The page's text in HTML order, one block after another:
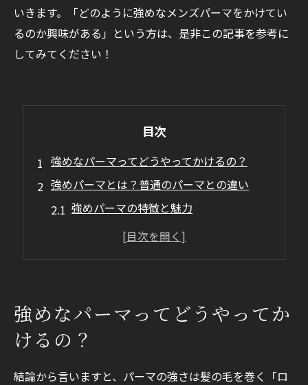
いきます。「どのように強めなメンズパーマをかけてい
るのか興味がある」という方は、是非この記事を参考に
してみてください！
目次
強めなパーマってどうやってかけるの？
強めパーマとは？普通のパーマとの違い
強めパーマの特徴と魅力
一般的なパーマとの違い
ツイストスパイラルパーマ
ピンパーマ・針金パーマなど特殊系
強めパーマが似合う人・似合わない人の特徴
強めなパーマってどうやってか
けるの？
結論から言いますと、パーマの強さは髪の毛を巻く「ロ